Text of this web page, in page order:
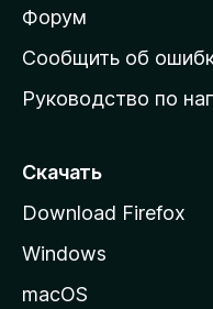
ш
н
ю
т
а
н
Форум
Сообщить об
Руководство по
Скачать
Download Firefox
Windows
macOS